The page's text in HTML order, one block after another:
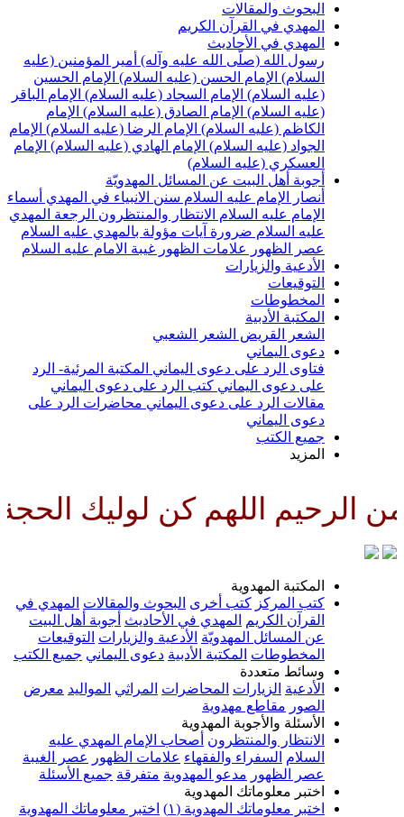
البحوث والمقالات
المهدي في القرآن الكريم
المهدي في الأحاديث
رسول الله (صلّى الله عليه وآله) أمير المؤمنين (عليه
السلام) الإمام الحسن (عليه السلام) الإمام الحسين
(عليه السلام) الإمام السجاد (عليه السلام) الإمام الباقر
(عليه السلام) الإمام الصادق (عليه السلام) الإمام
الكاظم (عليه السلام) الإمام الرضا (عليه السلام) الإمام
الجواد (عليه السلام) الإمام الهادي (عليه السلام) الإمام
العسكري (عليه السلام)
أجوبة أهل البيت عن المسائل المهدويّة
أنصار الإمام عليه السلام سنن الانبياء في المهدي أسماء
الإمام عليه السلام الانتظار والمنتظرون الرجعة المهدي
عليه السلام ضرورة آيات مؤولة بالمهدي عليه السلام
عصر الظهور
علامات الظهور غيبة الامام عليه السلام
الأدعية والزيارات
التوقيعات
المخطوطات
المكتبة الأدبية
الشعر القريض الشعر الشعبي
دعوى اليماني
فتاوى الرد على دعوى اليماني المكتبة المرئية- الرد
على دعوى اليماني كتب الرد على دعوى اليماني
مقالات الرد على دعوى اليماني محاضرات الرد على
دعوى اليماني
جميع الكتب
المزيد
اللهم كن لوليك الحجة
المكتبة المهدوية
كتب المركز كتب أخرى البحوث والمقالات المهدي في
القرآن الكريم
المهدي في الأحاديث أجوبة أهل البيت
عن المسائل المهدويّة الأدعية والزيارات التوقيعات
المخطوطات المكتبة الأدبية دعوى اليماني جميع الكتب
وسائط متعددة
الأدعية الزيارات المحاضرات المراثي المواليد معرض
الصور مقاطع مهدوية
الأسئلة والأجوبة المهدوية
الانتظار والمنتظرون أصحاب الإمام المهدي عليه
السلام السفراء والفقهاء علامات الظهور
عصر الغيبة
عصر الظهور مدعو المهدوية متفرقة جميع الأسئلة
اختبر معلوماتك المهدوية
اختبر معلوماتك المهدوية (١)
اختبر معلوماتك المهدوية